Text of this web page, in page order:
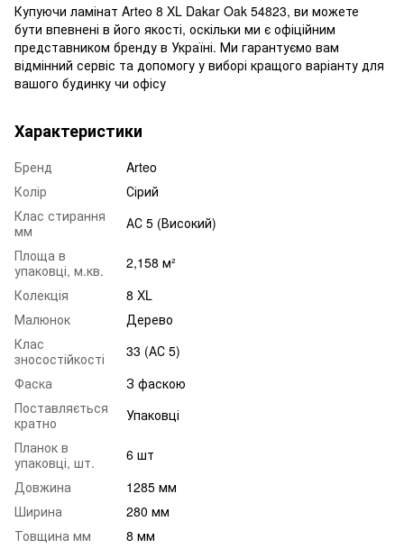
Купуючи ламінат Arteo 8 XL Dakar Oak 54823, ви можете
бути впевнені в його якості, оскільки ми є офіційним
представником бренду в Україні. Ми гарантуємо вам
відмінний сервіс та допомогу у виборі кращого варіанту для
вашого будинку чи офісу
Характеристики
Бренд
Arteo
Колір
Сірий
Клас стирання
мм
АС 5 (Високий)
Площа в
упаковці, м.кв.
2,158 м²
Колекція
8 XL
Малюнок
Дерево
Клас
зносостійкості
33 (АС 5)
Фаска
З фаскою
Поставляється
кратно
Упаковці
Планок в
упаковці, шт.
6 шт
Довжина
1285 мм
Ширина
280 мм
Товщина мм
8 мм